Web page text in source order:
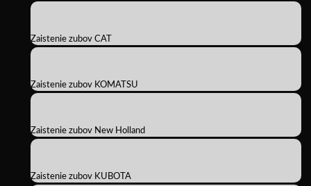
Zaistenie zubov CAT
Zaistenie zubov KOMATSU
Zaistenie zubov New Holland
Zaistenie zubov KUBOTA